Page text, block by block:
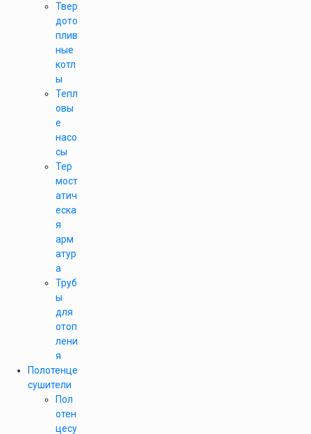
Твер
дото
плив
ные
котл
ы
Тепл
овы
е
насо
сы
Тер
мост
атич
еска
я
арм
атур
а
Труб
ы
для
отоп
лени
я
Полотенце
сушители
Пол
отен
цесу